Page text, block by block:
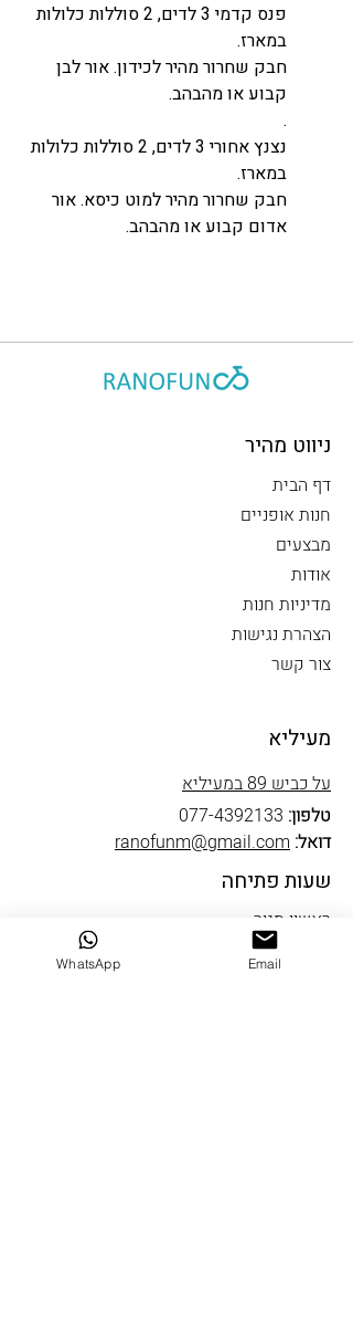
פנס קדמי 3 לדים, 2 סוללות כלולות
במארז.
חבק שחרור מהיר לכידון. אור לבן
קבוע או מהבהב.
.
נצנץ אחורי 3 לדים, 2 סוללות כלולות
במארז.
חבק שחרור מהיר למוט כיסא. אור
אדום קבוע או מהבהב.
ניווט מהיר
דף הבית
חנות אופניים
מבצעים
אודות
מדיניות חנות
הצהרת נגישות
צור קשר
מעיליא
על כביש 89 במעיליא
טלפון: 077-4392133
דואל: ranofunm@gmail.com
שעות פתיחה
ראשון סגור
שני עד חמישי 10-19
WhatsApp Email